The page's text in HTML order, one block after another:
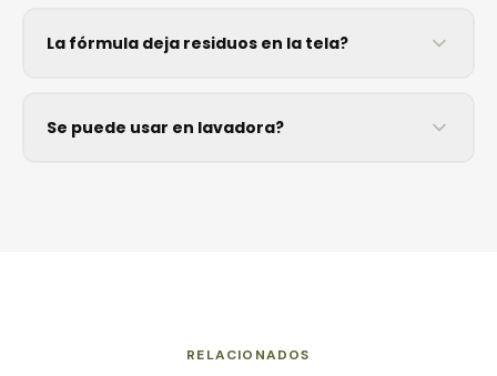
La fórmula deja residuos en la tela?
Se puede usar en lavadora?
RELACIONADOS